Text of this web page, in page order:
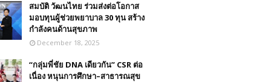
สมบัติ วัฒนไทย ร่วมส่งต่อโอกาส
มอบทุนผู้ช่วยพยาบาล 30 ทุน สร้าง
กำลังคนด้านสุขภาพ
December 18, 2025
“กลุ่มพี่ชัย DNA เดียวกัน” CSR ต่อ
เนื่อง หนุนการศึกษา–สาธารณสุข